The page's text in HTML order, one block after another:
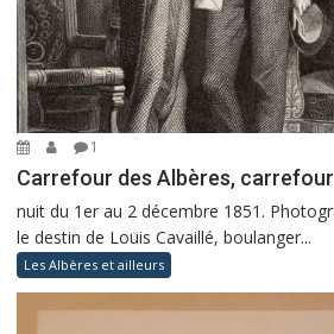
1
Carrefour des Albères, carrefour
nuit du 1er au 2 décembre 1851.
le destin de Louis Cavaillé, boulanger...
Les Albères et ailleurs